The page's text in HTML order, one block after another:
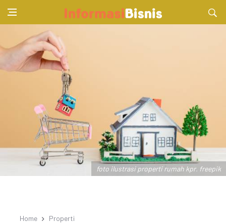
foto ilustrasi properti rumah kpr. freepik
Home Properti